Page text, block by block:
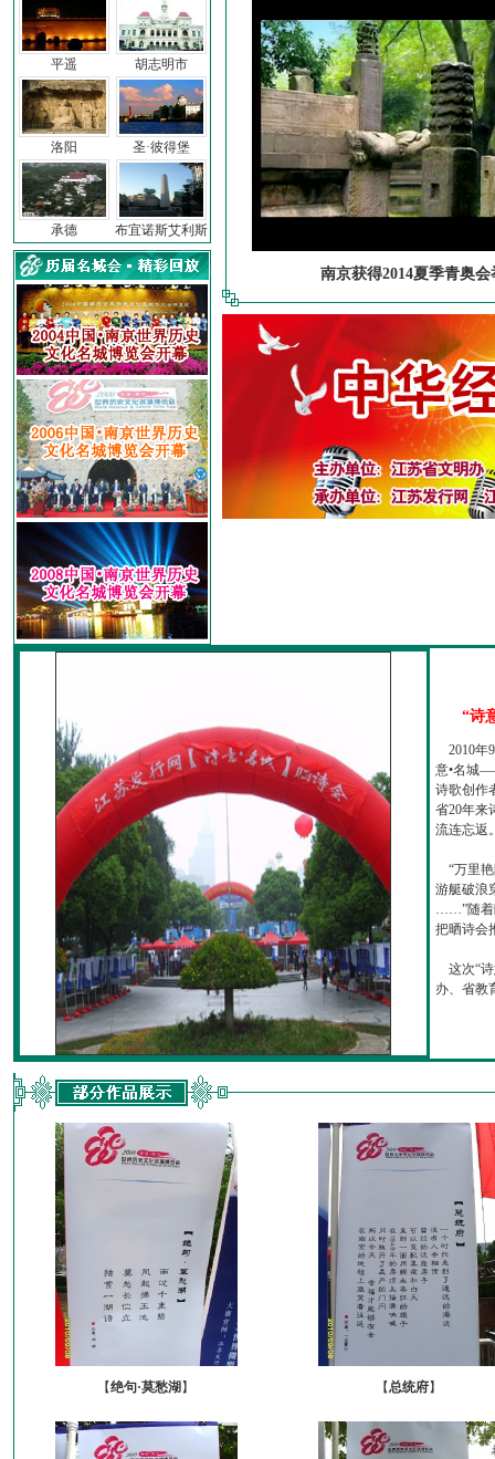
平遥
洛阳
承德
胡志明市
圣·彼得堡
布宜诺斯艾利斯
南京获得2014夏季青奥会
“诗
2010年
意•名城
诗歌创作
省20年来
流连忘返
“万里艳
游艇破浪
……”随着
把晒诗会
这次“诗
办、省教
【绝句·莫愁湖 】 【总统府】